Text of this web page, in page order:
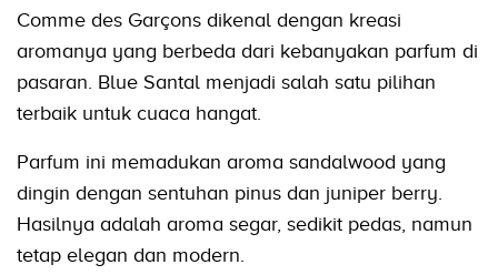
Comme des Garçons dikenal dengan kreasi
aromanya yang berbeda dari kebanyakan parfum di
pasaran. Blue Santal menjadi salah satu pilihan
terbaik untuk cuaca hangat.
Parfum ini memadukan aroma sandalwood yang
dingin dengan sentuhan pinus dan juniper berry.
Hasilnya adalah aroma segar, sedikit pedas, namun
tetap elegan dan modern.